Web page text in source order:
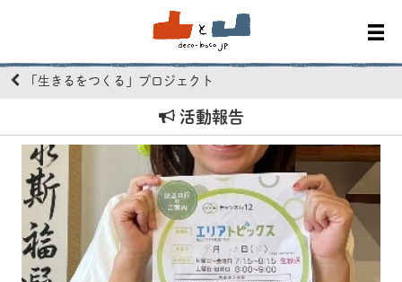
「生きるをつくる」プロジェクト
活動報告